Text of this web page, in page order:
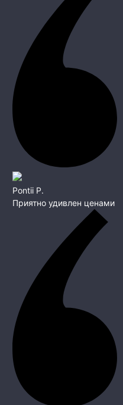
Pontii P.
Приятно удивлен ценами